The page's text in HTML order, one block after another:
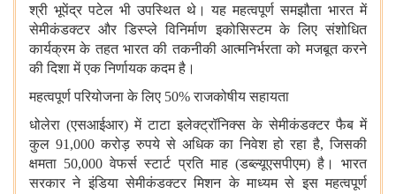
श्री भूपेंद्र पटेल भी उपस्थित थे। यह महत्वपूर्ण समझौता भारत में
सेमीकंडक्टर और डिस्प्ले विनिर्माण इकोसिस्टम के लिए संशोधित
कार्यक्रम के तहत भारत की तकनीकी आत्मनिर्भरता को मजबूत करने
की दिशा में एक निर्णायक कदम है।
महत्वपूर्ण परियोजना के लिए 50% राजकोषीय सहायता
धोलेरा (एसआईआर) में टाटा इलेक्ट्रॉनिक्स के सेमीकंडक्टर फैब में
कुल 91,000 करोड़ रुपये से अधिक का निवेश हो रहा है, जिसकी
क्षमता 50,000 वेफर्स स्टार्ट प्रति माह (डब्ल्यूएसपीएम) है। भारत
सरकार ने इंडिया सेमीकंडक्टर मिशन के माध्यम से इस महत्वपूर्ण